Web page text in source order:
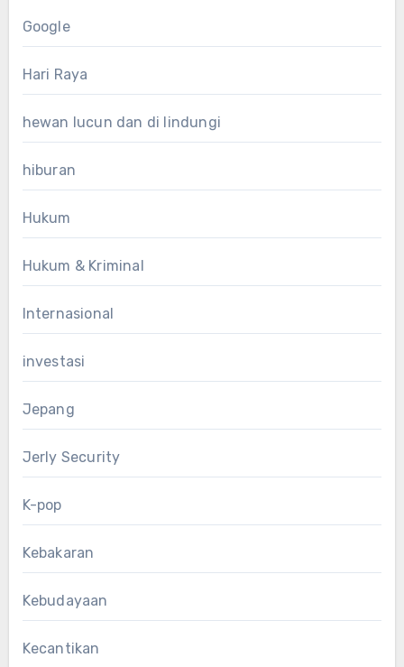
Google
Hari Raya
hewan lucun dan di lindungi
hiburan
Hukum
Hukum & Kriminal
Internasional
investasi
Jepang
Jerly Security
K-pop
Kebakaran
Kebudayaan
Kecantikan